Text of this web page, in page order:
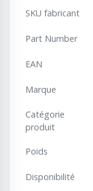
SKU fabricant
Part Number
EAN
Marque
Catégorie
produit
Poids
Disponibilité